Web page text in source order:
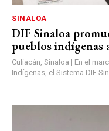
SINALOA
DIF Sinaloa
pueblos indígenas
Culiacán, Sinaloa | En el
Indígenas, el Sistema DIF